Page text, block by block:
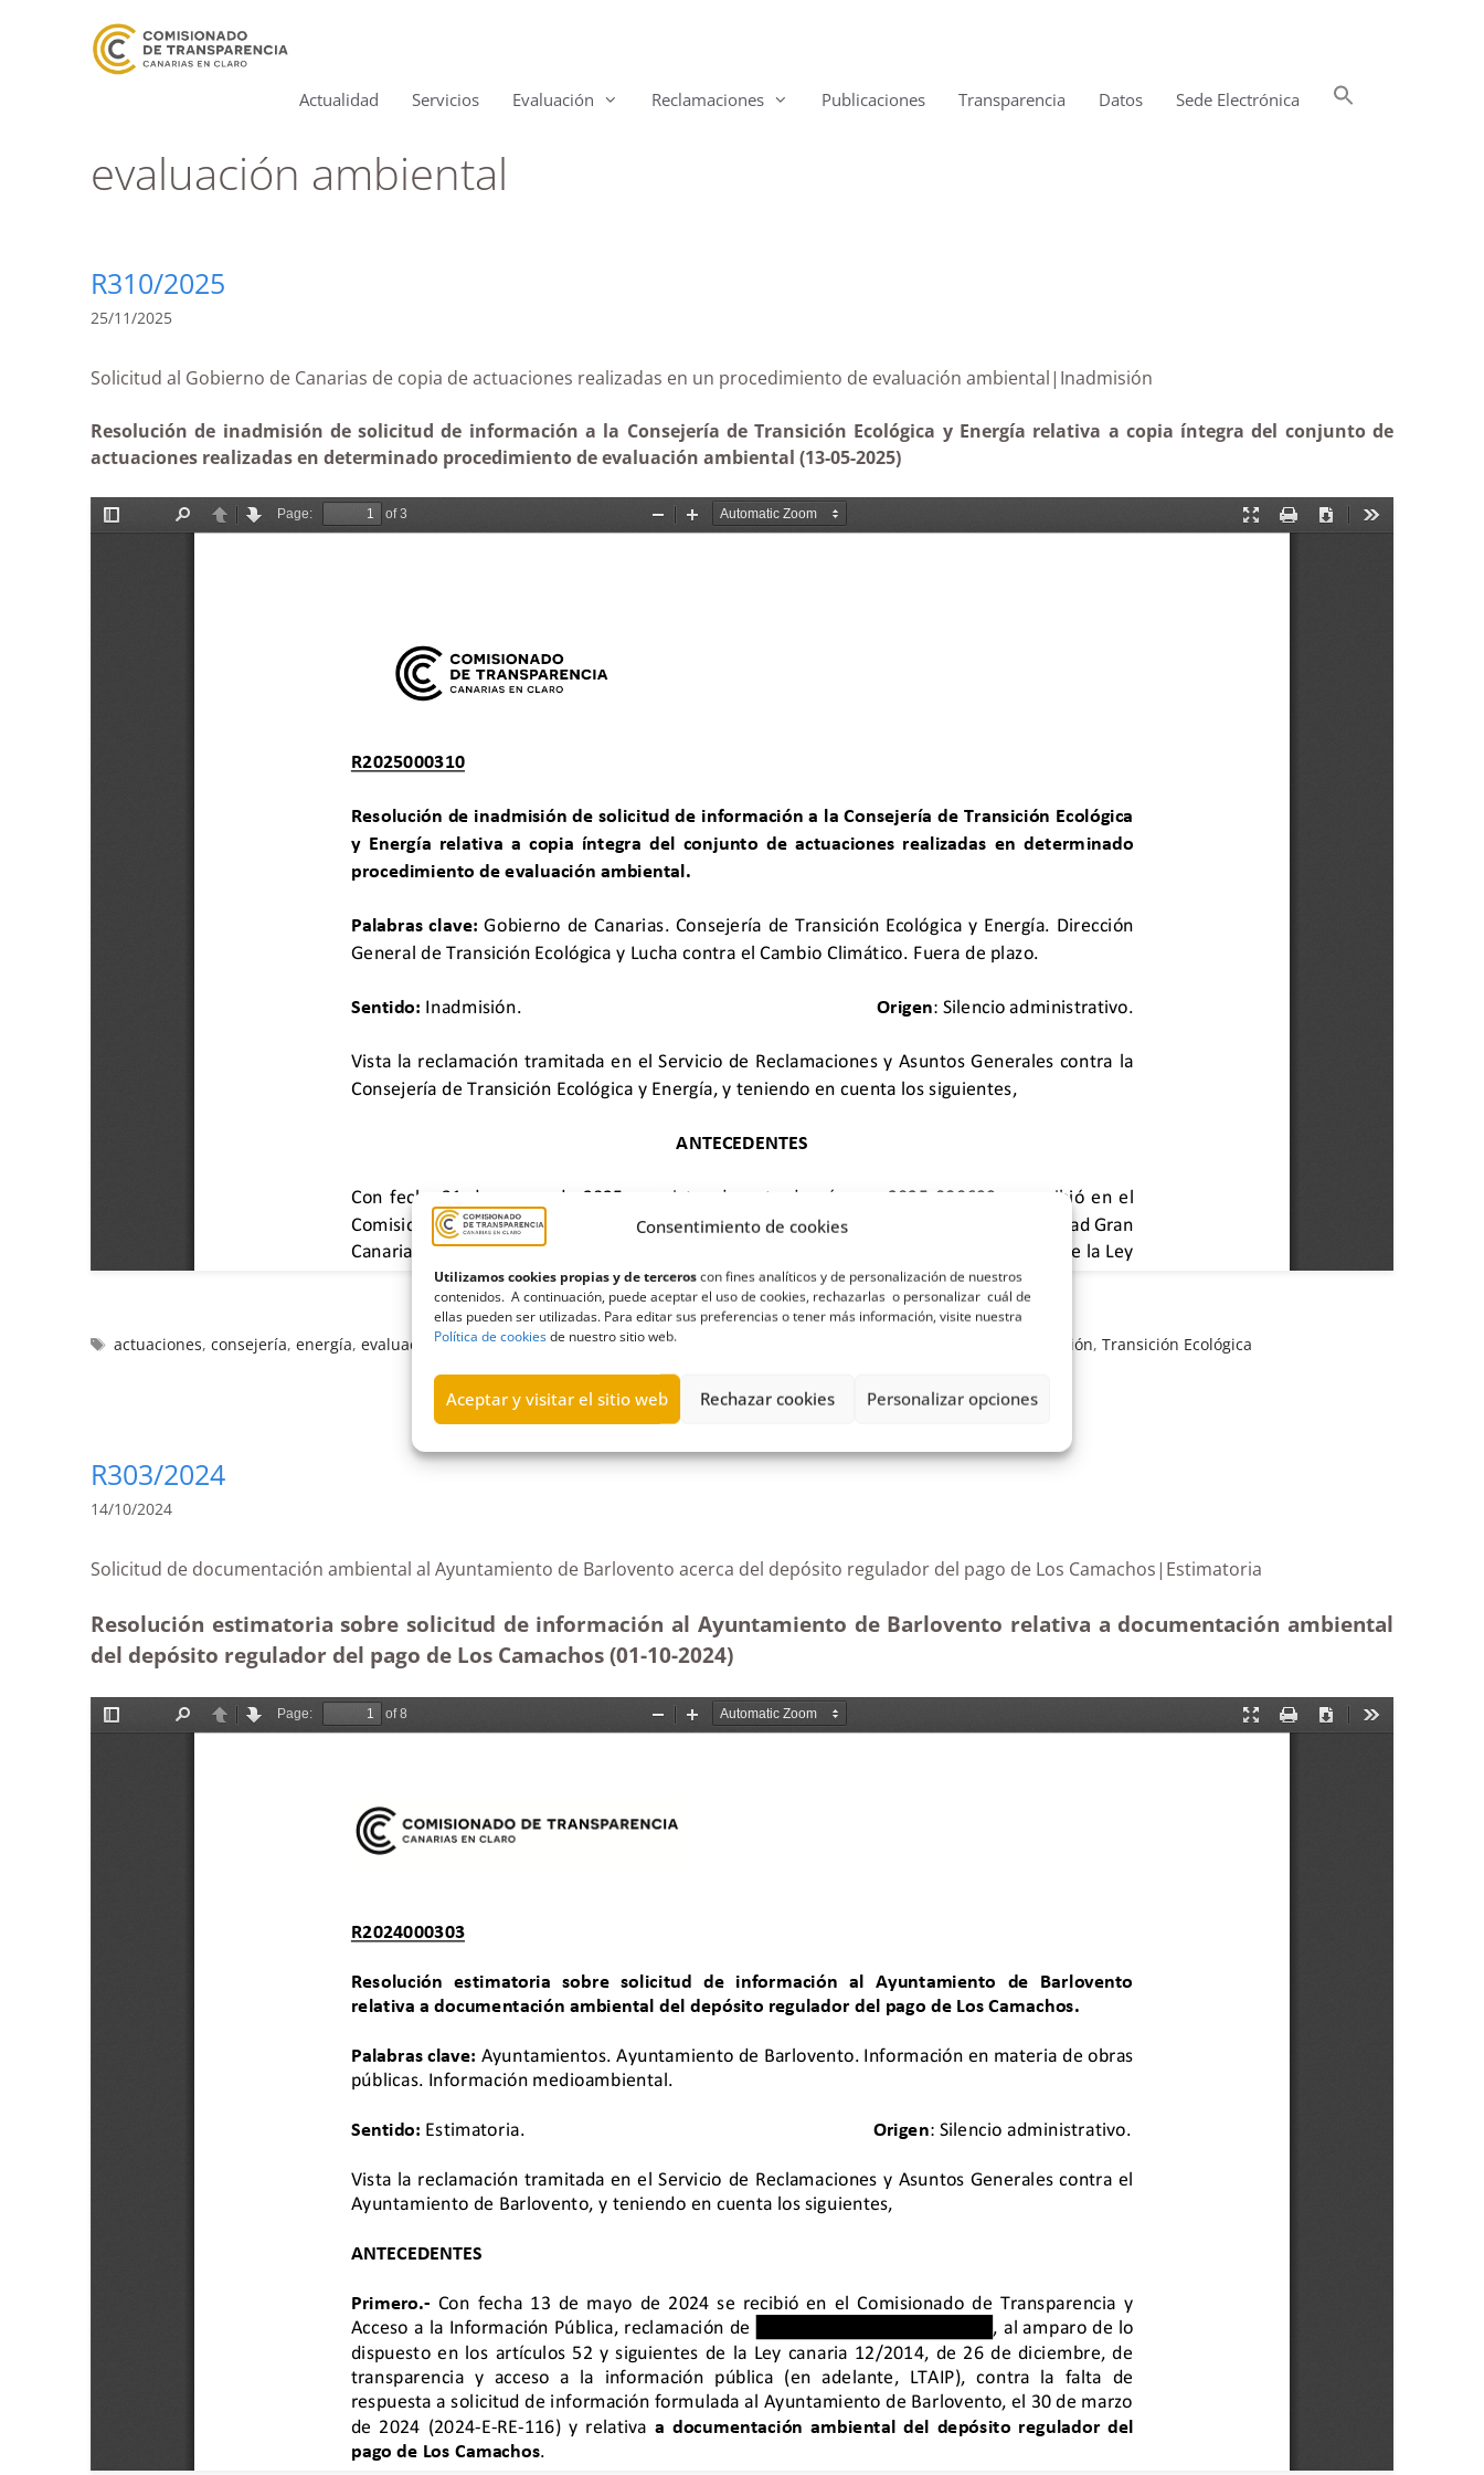
Consentimiento de cookies
Utilizamos cookies propias y de terceroscon fines analíticos y de personalización de nuestros
contenidos. A continuación, puede aceptar el uso de cookies, rechazarlas o personalizar cuál de
ellas pueden ser utilizadas. Para editar sus preferencias o tener más información, visite nuestra
Política de cookiesde nuestro sitio web.
Aceptar y visitar el sitio web Rechazar cookies Personalizar opciones
Actualidad Servicios Evaluación Reclamaciones Publicaciones Transparencia Datos Sede Electrónica
evaluación ambiental
R310/2025
25/11/2025
Solicitud al Gobierno de Canarias de copia de actuaciones realizadas en un procedimiento de evaluación ambiental|Inadmisión
Resolución de inadmisión de solicitud de información a la Consejería de Transición Ecológica y Energía relativa a copia íntegra del conjunto de
actuaciones realizadas en determinado procedimiento de evaluación ambiental (13-05-2025)
actuaciones,consejería,energía,evaluación ambiental,expediente,Gobierno de Canarias Inadmisión,Transición Ecológica
R303/2024
14/10/2024
Solicitud de documentación ambiental al Ayuntamiento de Barlovento acerca del depósito regulador del pago de Los Camachos|Estimatoria
Resolución estimatoria sobre solicitud de información al Ayuntamiento de Barlovento relativa a documentación ambiental
del depósito regulador del pago de Los Camachos (01-10-2024)